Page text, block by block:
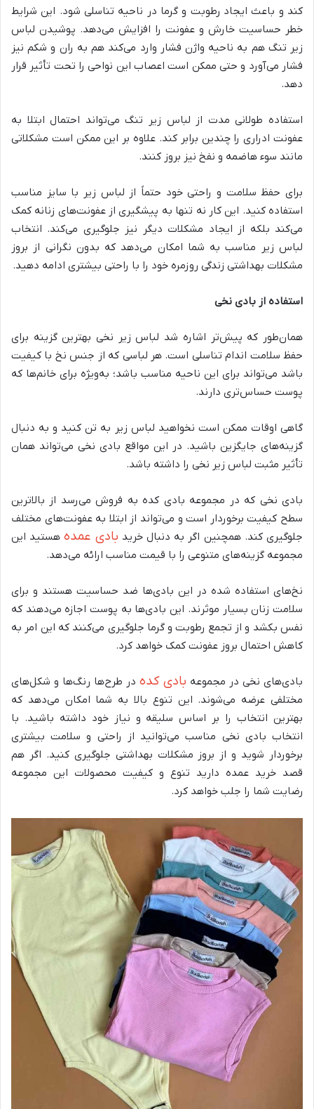
کند و باعث ایجاد رطوبت و گرما در ناحیه تناسلی شود. این شرایط
خطر حساسیت خارش و عفونت را افزایش می‌دهد. پوشیدن لباس
زیر تنگ هم به ناحیه واژن فشار وارد می‌کند هم به ران و شکم نیز
فشار می‌آورد و حتی ممکن است اعصاب این نواحی را تحت تأثیر قرار
دهد.
استفاده طولانی مدت از لباس زیر تنگ می‌تواند احتمال ابتلا به
عفونت ادراری را چندین برابر کند. علاوه بر این ممکن است مشکلاتی
مانند سوء هاضمه و نفخ نیز بروز کنند.
برای حفظ سلامت و راحتی خود حتماً از لباس زیر با سایز مناسب
استفاده کنید. این کار نه تنها به پیشگیری از عفونت‌های زنانه کمک
می‌کند بلکه از ایجاد مشکلات دیگر نیز جلوگیری می‌کند. انتخاب
لباس زیر مناسب به شما امکان می‌دهد که بدون نگرانی از بروز
مشکلات بهداشتی زندگی روزمره خود را با راحتی بیشتری ادامه دهید.
استفاده از بادی نخی
همان‌طور که پیش‌تر اشاره شد لباس زیر نخی بهترین گزینه برای
حفظ سلامت اندام تناسلی است. هر لباسی که از جنس نخ با کیفیت
باشد می‌تواند برای این ناحیه مناسب باشد؛ به‌ویژه برای خانم‌ها که
پوست حساس‌تری دارند.
گاهی اوقات ممکن است نخواهید لباس زیر به تن کنید و به دنبال
گزینه‌های جایگزین باشید. در این مواقع بادی نخی می‌تواند همان
تأثیر مثبت لباس زیر نخی را داشته باشد.
بادی نخی که در مجموعه بادی کده به فروش می‌رسد از بالاترین
سطح کیفیت برخوردار است و می‌تواند از ابتلا به عفونت‌های مختلف
جلوگیری کند. همچنین اگر به دنبال خرید بادی عمدههستید این
مجموعه گزینه‌های متنوعی را با قیمت مناسب ارائه می‌دهد.
نخ‌های استفاده شده در این بادی‌ها ضد حساسیت هستند و برای
سلامت زنان بسیار موثرند. این بادی‌ها به پوست اجازه می‌دهند که
نفس بکشد و از تجمع رطوبت و گرما جلوگیری می‌کنند که این امر به
کاهش احتمال بروز عفونت کمک خواهد کرد.
بادی‌های نخی در مجموعه بادی کده در طرح‌ها رنگ‌ها و شکل‌های
مختلفی عرضه می‌شوند. این تنوع بالا به شما امکان می‌دهد که
بهترین انتخاب را بر اساس سلیقه و نیاز خود داشته باشید. با
انتخاب بادی نخی مناسب می‌توانید از راحتی و سلامت بیشتری
برخوردار شوید و از بروز مشکلات بهداشتی جلوگیری کنید. اگر هم
قصد خرید عمده دارید تنوع و کیفیت محصولات این مجموعه
رضایت شما را جلب خواهد کرد.